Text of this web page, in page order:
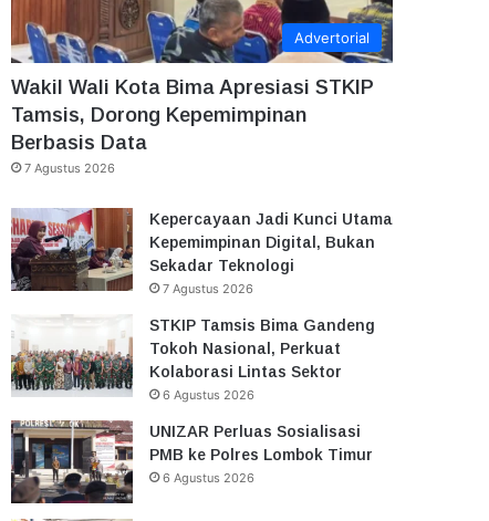
Advertorial
Wakil Wali Kota Bima Apresiasi STKIP
Tamsis, Dorong Kepemimpinan
Berbasis Data
7 Agustus 2026
Kepercayaan Jadi Kunci Utama
Kepemimpinan Digital, Bukan
Sekadar Teknologi
7 Agustus 2026
STKIP Tamsis Bima Gandeng
Tokoh Nasional, Perkuat
Kolaborasi Lintas Sektor
6 Agustus 2026
UNIZAR Perluas Sosialisasi
PMB ke Polres Lombok Timur
6 Agustus 2026